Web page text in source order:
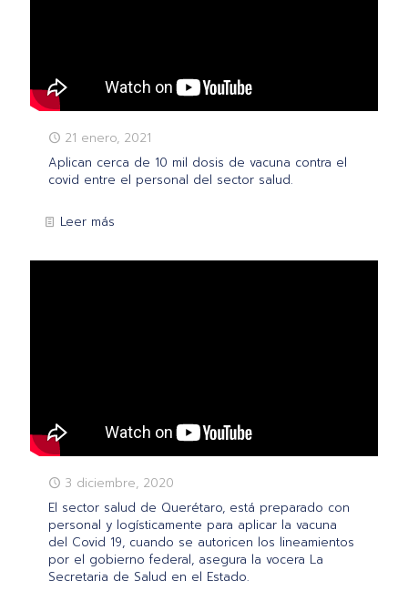
21 enero, 2021
Aplican cerca de 10 mil dosis de vacuna contra el
covid entre el personal del sector salud.
Leer más
3 diciembre, 2020
El sector salud de Querétaro, está preparado con
personal y logísticamente para aplicar la vacuna
del Covid 19, cuando se autoricen los lineamientos
por el gobierno federal, asegura la vocera La
Secretaria de Salud en el Estado.